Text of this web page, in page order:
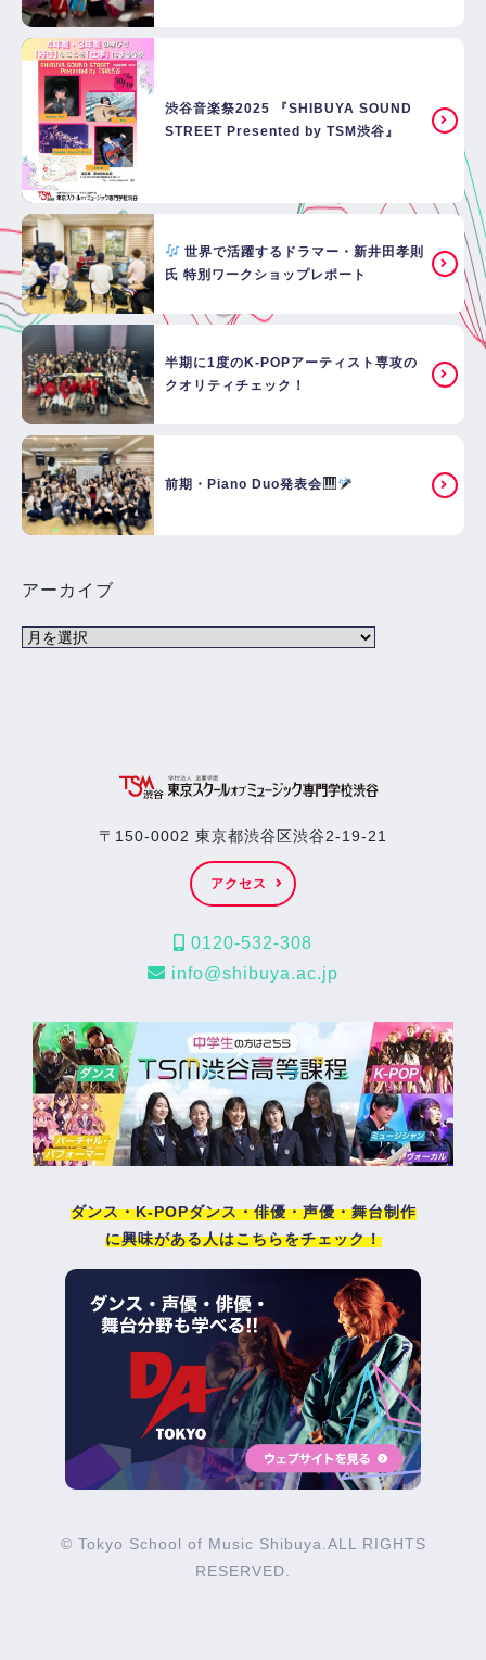
渋谷音楽祭2025 『SHIBUYA SOUND
STREET Presented by TSM渋谷』
世界で活躍するドラマー・新井田孝則
氏 特別ワークショップレポート
半期に1度のK-POPアーティスト専攻の
クオリティチェック！
前期・Piano Duo発表会
アーカイブ
〒150-0002 東京都渋谷区渋谷2-19-21
アクセス
0120-532-308
info@shibuya.ac.jp
ダンス・K-POPダンス・俳優・声優・舞台制作
に興味がある人はこちらをチェック！
© Tokyo School of Music Shibuya.ALL RIGHTS
RESERVED.